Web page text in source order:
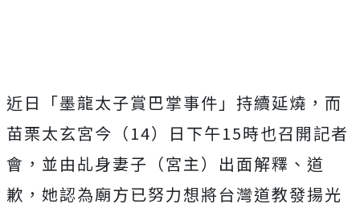
近日「墨龍太子賞巴掌事件」持續延燒，而
苗栗太玄宮今（14）日下午15時也召開記者
會，並由乩身妻子（宮主）出面解釋、道
歉，她認為廟方已努力想將台灣道教發揚光